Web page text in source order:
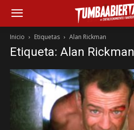
Inicio Etiquetas Alan Rickman
Etiqueta: Alan Rickman